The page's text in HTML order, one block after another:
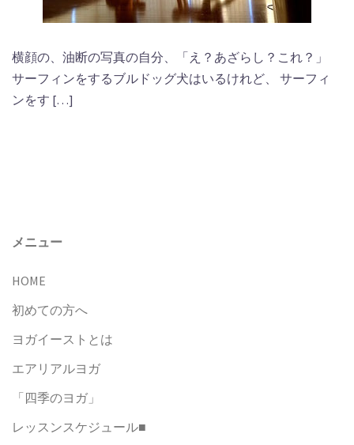
横顔の、油断の写真の自分、「え？あざらし？これ？」
サーフィンをするブルドッグ犬はいるけれど、 サーフィ
ンをす […]
メニュー
HOME
初めての方へ
ヨガイーストとは
エアリアルヨガ
「四季のヨガ」
レッスンスケジュール■